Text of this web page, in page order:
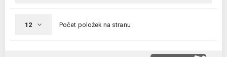
Počet položek na stranu